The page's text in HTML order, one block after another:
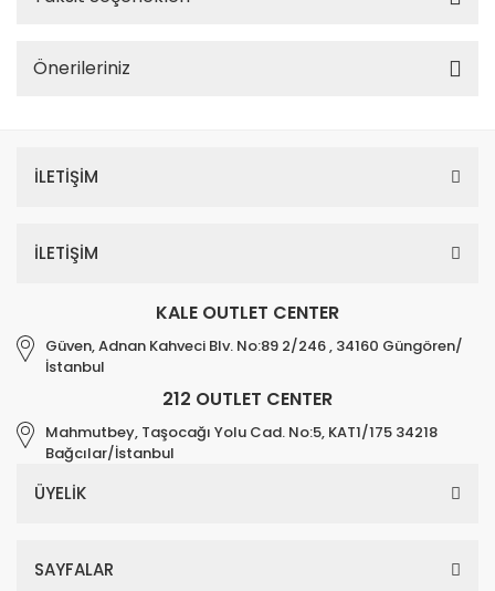
Önerileriniz
İLETİŞİM
İLETİŞİM
KALE OUTLET CENTER
Güven, Adnan Kahveci Blv. No:89 2/246 , 34160 Güngören/
İstanbul
212 OUTLET CENTER
Mahmutbey, Taşocağı Yolu Cad. No:5, KAT1/175 34218
Bağcılar/İstanbul
ÜYELİK
SAYFALAR